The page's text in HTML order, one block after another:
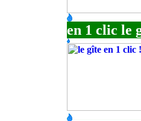
en 1 clic le